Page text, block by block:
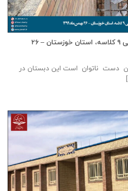
گزارش پيشرفت مدرسه استثنايی ٩ كلاسه، استان خوزستان – ۲۶
دست ناتوان است این دبستان در